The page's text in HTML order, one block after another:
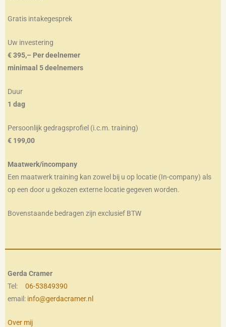
Gratis intakegesprek
Uw investering
€ 395,– Per deelnemer
minimaal 5 deelnemers
Duur
1 dag
Persoonlijk gedragsprofiel (i.c.m. training)
€ 199,00
Maatwerk/incompany
Een maatwerk training kan zowel bij u op locatie (In-company) als
op een door u gekozen externe locatie gegeven worden.
Bovenstaande bedragen zijn exclusief BTW
Gerda Cramer
Tel: 06-53849390
email: info@gerdacramer.nl
Over mij